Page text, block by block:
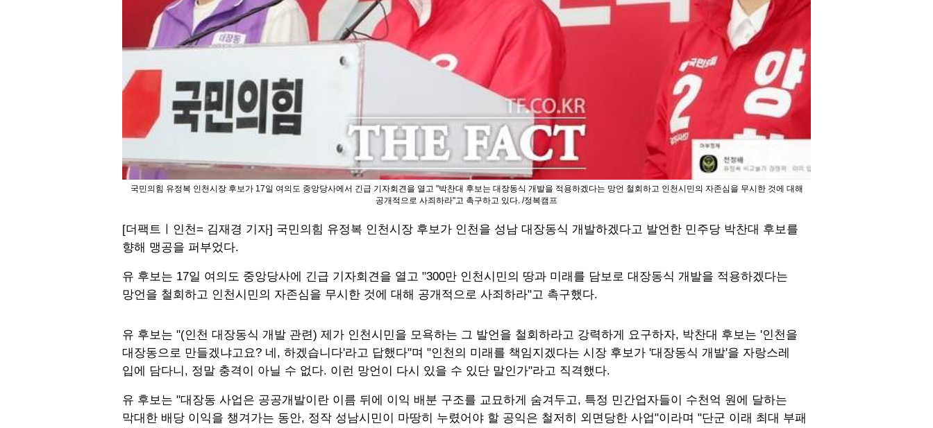
국민의힘 유정복 인천시장 후보가 17일 여의도 중앙당사에서 긴급 기자회견을 열고 "박찬대 후보는 대장동식 개발을 적용하겠다는 망언 철회하고 인천시민의 자존심을 무시한 것에 대해
공개적으로 사죄하라"고 촉구하고 있다. /정복캠프
[더팩트ㅣ인천= 김재경 기자] 국민의힘 유정복 인천시장 후보가 인천을 성남 대장동식 개발하겠다고 발언한 민주당 박찬대 후보를
향해 맹공을 퍼부었다.
유 후보는 17일 여의도 중앙당사에 긴급 기자회견을 열고 "300만 인천시민의 땅과 미래를 담보로 대장동식 개발을 적용하겠다는
망언을 철회하고 인천시민의 자존심을 무시한 것에 대해 공개적으로 사죄하라"고 촉구했다.
유 후보는 "(인천 대장동식 개발 관련) 제가 인천시민을 모욕하는 그 발언을 철회하라고 강력하게 요구하자, 박찬대 후보는 '인천을
대장동으로 만들겠냐고요? 네, 하겠습니다'라고 답했다"며 "인천의 미래를 책임지겠다는 시장 후보가 '대장동식 개발'을 자랑스레
입에 담다니, 정말 충격이 아닐 수 없다. 이런 망언이 다시 있을 수 있단 말인가"라고 직격했다.
유 후보는 "대장동 사업은 공공개발이란 이름 뒤에 이익 배분 구조를 교묘하게 숨겨두고, 특정 민간업자들이 수천억 원에 달하는
막대한 배당 이익을 챙겨가는 동안, 정작 성남시민이 마땅히 누렸어야 할 공익은 철저히 외면당한 사업"이라며 "단군 이래 최대 부패